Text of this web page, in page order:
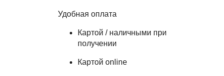
Удобная оплата
Картой / наличными при
получении
Картой online